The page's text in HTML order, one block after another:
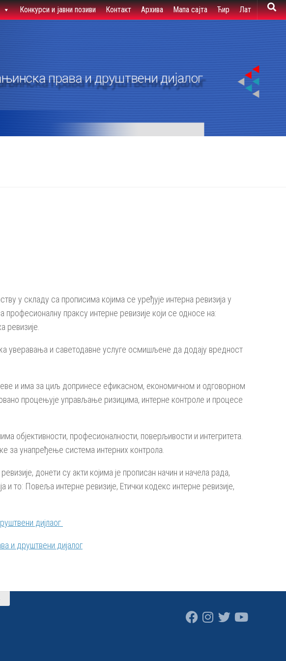
Конкурси и јавни позиви Контакт Архива Мапа сајта Ћир Лат
у складу са прописима којима се уређује интерна ревизија у
праксу интерне ревизије који се односе на:
ревизије.
уверавања и саветодавне услуге осмишљене да додају вредност
и има за циљ допринесе ефикасном, економичном и одговорном
процењује управљање ризицима, интерне контроле и процесе
објективности, професионалности, поверљивости и интегритета.
за унапређење система интерних контрола.
донети су акти којима је прописан начин и начела рада,
то: Повеља интерне ревизије, Етички кодекс интерне ревизије,
дијлаог
и друштвени дијалог